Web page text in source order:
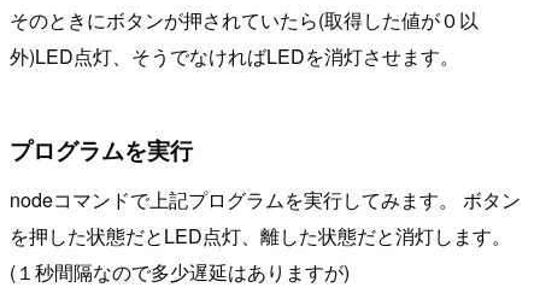
そのときにボタンが押されていたら(取得した値が０以
外)LED点灯、そうでなければLEDを消灯させます。
プログラムを実行
nodeコマンドで上記プログラムを実行してみます。 ボタン
を押した状態だとLED点灯、離した状態だと消灯します。
(１秒間隔なので多少遅延はありますが)